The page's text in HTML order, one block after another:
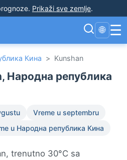
. Prikaži sve zemlje.
🌐 ☰
Кина > Kunshan
Народна република
Vreme u septembru
u Народна република Кина
trenutno 30°C sa